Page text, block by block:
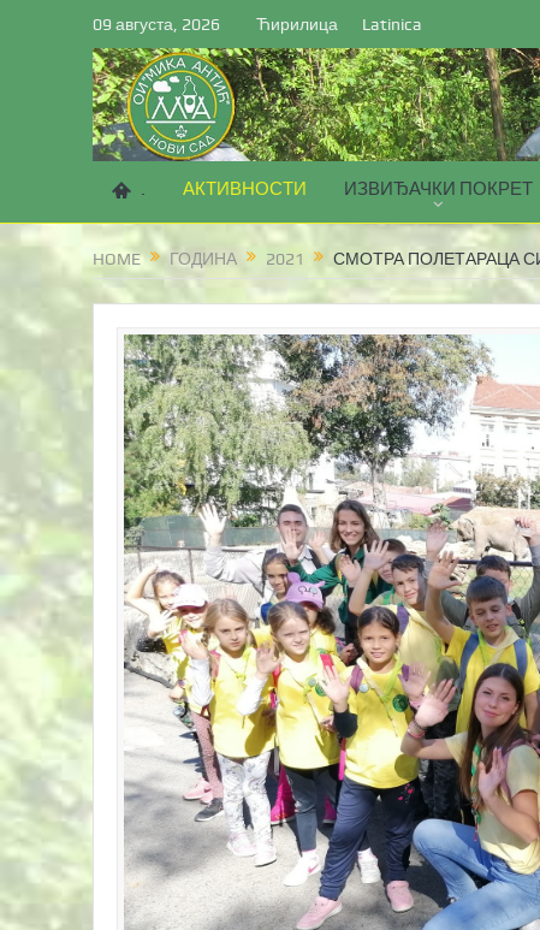
09 августа, 2026 Ћирилица Latinica
. АКТИВНОСТИ ИЗВИЂАЧКИ ПОКРЕТ
HOME ГОДИНА 2021 СМОТРА ПОЛЕТАРАЦА